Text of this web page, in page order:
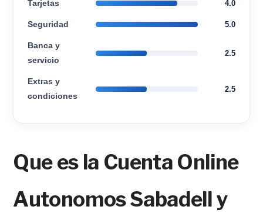
Tarjetas 4.0
Seguridad 5.0
Banca y
servicio
2.5
Extras y
condiciones
2.5
Que es la Cuenta Online
Autonomos Sabadell y